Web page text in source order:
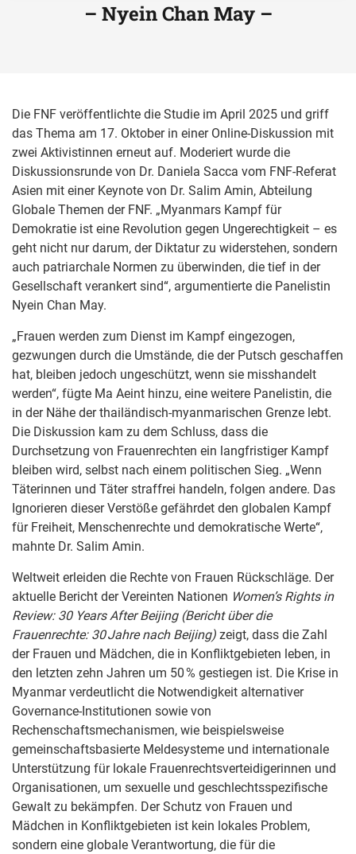
– Nyein Chan May –
Die FNF veröffentlichte die Studie im April 2025 und griff
das Thema am 17. Oktober in einer Online-Diskussion mit
zwei Aktivistinnen erneut auf. Moderiert wurde die
Diskussionsrunde von Dr. Daniela Sacca vom FNF-Referat
Asien mit einer Keynote von Dr. Salim Amin, Abteilung
Globale Themen der FNF. „Myanmars Kampf für
Demokratie ist eine Revolution gegen Ungerechtigkeit – es
geht nicht nur darum, der Diktatur zu widerstehen, sondern
auch patriarchale Normen zu überwinden, die tief in der
Gesellschaft verankert sind“, argumentierte die Panelistin
Nyein Chan May.
„Frauen werden zum Dienst im Kampf eingezogen,
gezwungen durch die Umstände, die der Putsch geschaffen
hat, bleiben jedoch ungeschützt, wenn sie misshandelt
werden“, fügte Ma Aeint hinzu, eine weitere Panelistin, die
in der Nähe der thailändisch-myanmarischen Grenze lebt.
Die Diskussion kam zu dem Schluss, dass die
Durchsetzung von Frauenrechten ein langfristiger Kampf
bleiben wird, selbst nach einem politischen Sieg. „Wenn
Täterinnen und Täter straffrei handeln, folgen andere. Das
Ignorieren dieser Verstöße gefährdet den globalen Kampf
für Freiheit, Menschenrechte und demokratische Werte“,
mahnte Dr. Salim Amin.
Weltweit erleiden die Rechte von Frauen Rückschläge. Der
aktuelle Bericht der Vereinten Nationen Women’s Rights in
Review: 30 Years After Beijing (Bericht über die
Frauenrechte: 30 Jahre nach Beijing) zeigt, dass die Zahl
der Frauen und Mädchen, die in Konfliktgebieten leben, in
den letzten zehn Jahren um 50 % gestiegen ist. Die Krise in
Myanmar verdeutlicht die Notwendigkeit alternativer
Governance-Institutionen sowie von
Rechenschaftsmechanismen, wie beispielsweise
gemeinschaftsbasierte Meldesysteme und internationale
Unterstützung für lokale Frauenrechtsverteidigerinnen und
Organisationen, um sexuelle und geschlechtsspezifische
Gewalt zu bekämpfen. Der Schutz von Frauen und
Mädchen in Konfliktgebieten ist kein lokales Problem,
sondern eine globale Verantwortung, die für die